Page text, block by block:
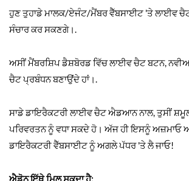
ਹੁਣ ਤੁਹਾਡੇ ਮਾਲਕ/ਏਜੰਟ/ਮੈਂਬਰ ਵੈੱਬਸਾਈਟ 'ਤੇ ਲਾਈਵ ਚੈਟ
ਸੰਚਾਰ ਕਰ ਸਕਣਗੇ।.
ਅਸੀਂ ਮੈਂਬਰਸ਼ਿਪ ਡੈਸ਼ਬੋਰਡ ਵਿੱਚ ਲਾਈਵ ਚੈਟ ਬਟਨ,
ਚੈਟ ਪ੍ਰਬੰਧਨ ਬਣਾਉਂਦੇ ਹਾਂ।.
ਸਾਡੇ ਡਾਇਰੈਕਟਰੀ ਲਾਈਵ ਚੈਟ ਐਡਆਨ ਨਾਲ, ਤੁਸੀਂ
ਪਰਿਵਰਤਨ ਨੂੰ ਵਧਾ ਸਕਦੇ ਹੋ। ਅੱਜ ਹੀ ਇਸਨੂੰ ਅਜ਼ਮਾਓ
ਡਾਇਰੈਕਟਰੀ ਵੈੱਬਸਾਈਟ ਨੂੰ ਅਗਲੇ ਪੱਧਰ 'ਤੇ ਲੈ ਜਾਓ!